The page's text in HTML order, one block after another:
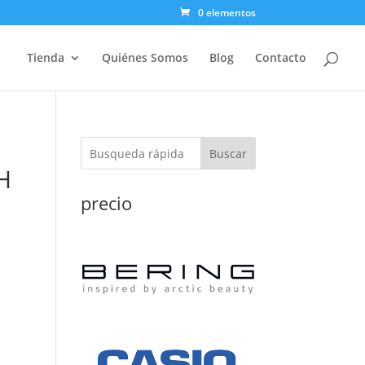
0 elementos
Tienda Quiénes Somos Blog Contacto
Buscar
precio